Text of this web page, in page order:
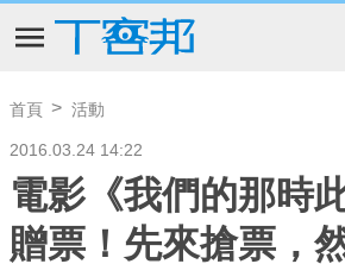
首頁 活動
2016.03.24 14:22
電影《我們的那時
贈票！先來搶票，